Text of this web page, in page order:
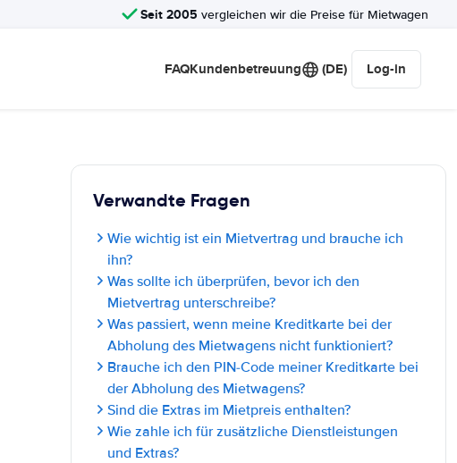
Seit 2005 vergleichen wir die Preise für Mietwagen
FAQKundenbetreuung (DE) Log-in
Verwandte Fragen
Wie wichtig ist ein Mietvertrag und brauche ich
ihn?
Was sollte ich überprüfen, bevor ich den
Mietvertrag unterschreibe?
Was passiert, wenn meine Kreditkarte bei der
Abholung des Mietwagens nicht funktioniert?
Brauche ich den PIN-Code meiner Kreditkarte bei
der Abholung des Mietwagens?
Sind die Extras im Mietpreis enthalten?
Wie zahle ich für zusätzliche Dienstleistungen
und Extras?